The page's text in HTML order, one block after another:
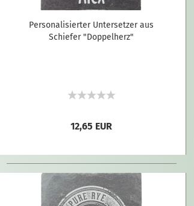
Personalisierter Untersetzer aus
Schiefer "Doppelherz"
12,65 EUR